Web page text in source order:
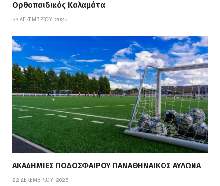
Ορθοπαιδικός Καλαμάτα
29 ΔΕΚΕΜΒΡΊΟΥ, 2025
ΑΚΑΔΗΜΙΕΣ ΠΟΔΟΣΦΑΙΡΟΥ ΠΑΝΑΘΗΝΑΙΚΟΣ ΑΥΛΩΝΑ
22 ΔΕΚΕΜΒΡΊΟΥ, 2025